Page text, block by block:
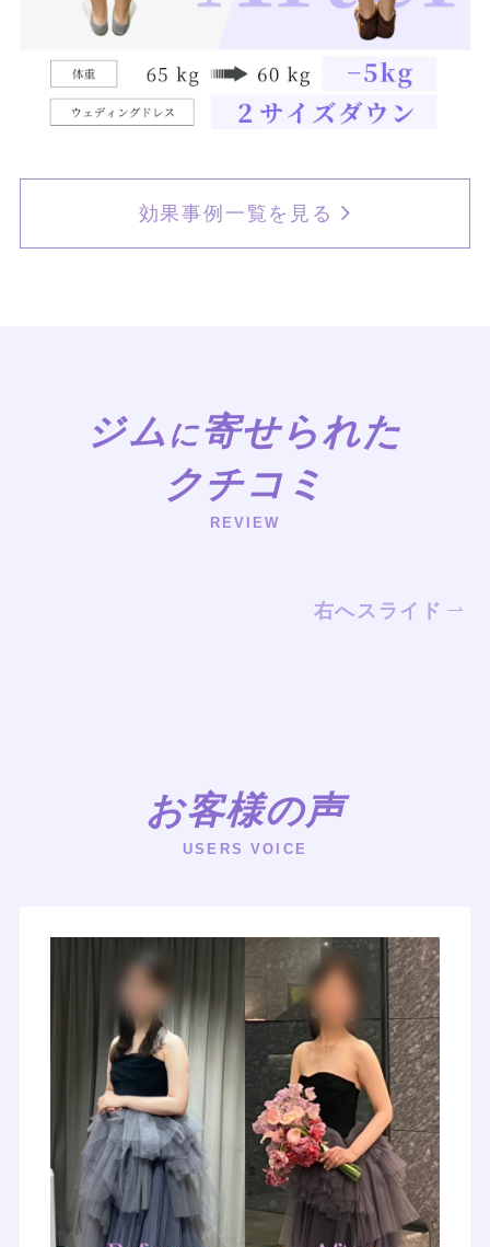
効果事例一覧を見る
ジム に寄せられた
クチコミ
REVIEW
右へスライド
お客様の声
USERS VOICE